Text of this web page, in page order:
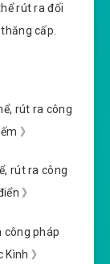
rút ra đối
cấp.
rút ra công
》
rút ra công
》
công pháp
》